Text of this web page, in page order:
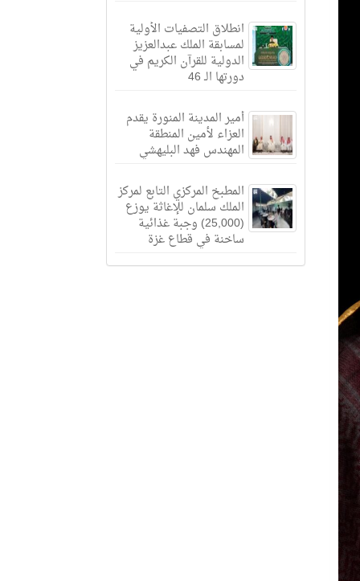
انطلاق التصفيات الأولية
لمسابقة الملك عبدالعزيز
الدولية للقرآن الكريم في
دورتها الـ 46
أمير المدينة المنورة يقدم
العزاء لأمين المنطقة
المهندس فهد البليهشي
المطبخ المركزي التابع لمركز
الملك سلمان للإغاثة يوزع
(25,000) وجبة غذائية
ساخنة في قطاع غزة